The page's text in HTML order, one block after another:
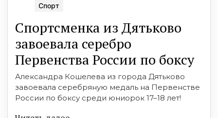
Спорт
Спортсменка из Дятьково
завоевала серебро
Первенства России по боксу
Александра Кошелева из города Дятьково
завоевала серебряную медаль на Первенстве
России по боксу среди юниорок 17–18 лет!